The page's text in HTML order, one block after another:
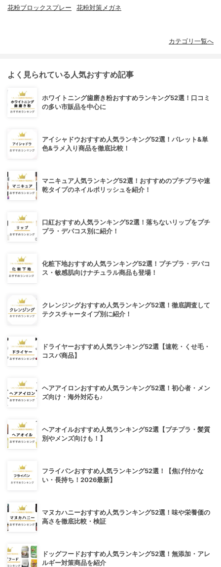
花粉ブロックスプレー 花粉対策メガネ
カテゴリ一覧へ
よく見られている人気おすすめ記事
ホワイトニング歯磨き粉おすすめランキング52選！口コミ
の多い市販品を中心に
アイシャドウおすすめ人気ランキング52選！パレット&単
色&ラメ入り商品を徹底比較！
マニキュア人気ランキング52選！おすすめのプチプラや速
乾タイプのネイルポリッシュを紹介！
口紅おすすめ人気ランキング52選！落ちないリップをプチ
プラ・デパコス別に紹介！
化粧下地おすすめ人気ランキング52選！プチプラ・デパコ
ス・敏感肌向けナチュラル商品も登場！
クレンジングおすすめ人気ランキング52選！徹底調査して
テクスチャータイプ別に紹介！
ドライヤーおすすめ人気ランキング52選【速乾・くせ毛・
コスパ商品】
ヘアアイロンおすすめ人気ランキング52選！初心者・メン
ズ向け・海外対応も♪
ヘアオイルおすすめ人気ランキング52選【プチプラ・髪質
別やメンズ向けも！】
フライパンおすすめ人気ランキング52選！【焦げ付かな
い・長持ち！2026最新】
マヌカハニーおすすめ人気ランキング52選！味や栄養価の
高さを徹底比較・検証
ドッグフードおすすめ人気ランキング52選！無添加・アレ
ルギー対策商品を紹介